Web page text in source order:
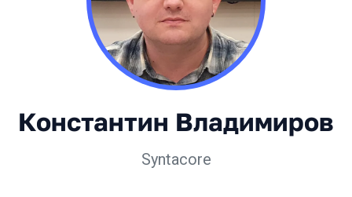
Константин Владимиров
Syntacore